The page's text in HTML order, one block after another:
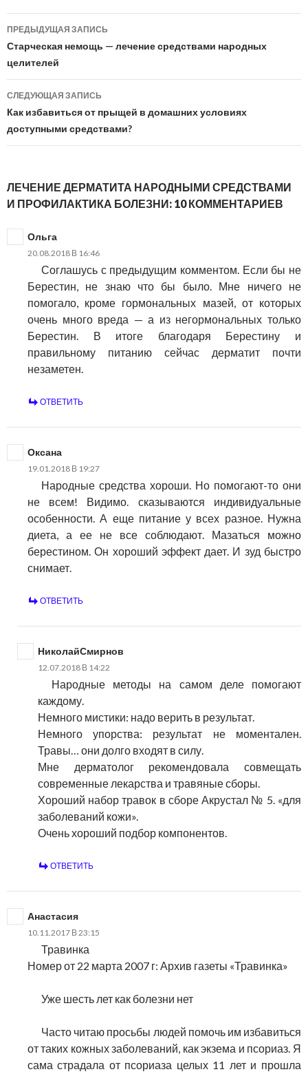
Навигация
по
записям
ПРЕДЫДУЩАЯ ЗАПИСЬ
Старческая немощь — лечение средствами народных
целителей
СЛЕДУЮЩАЯ ЗАПИСЬ
Как избавиться от прыщей в домашних условиях
доступными средствами?
ЛЕЧЕНИЕ ДЕРМАТИТА НАРОДНЫМИ СРЕДСТВАМИ
И ПРОФИЛАКТИКА БОЛЕЗНИ: 10 КОММЕНТАРИЕВ
Ольга
20.08.2018 В 16:46
Соглашусь с предыдущим комментом. Если бы не
Берестин, не знаю что бы было. Мне ничего не
помогало, кроме гормональных мазей, от которых
очень много вреда — а из негормональных только
Берестин. В итоге благодаря Берестину и
правильному питанию сейчас дерматит почти
незаметен.
ОТВЕТИТЬ
Оксана
19.01.2018 В 19:27
Народные средства хороши. Но помогают-то они
не всем! Видимо. сказываются индивидуальные
особенности. А еще питание у всех разное. Нужна
диета, а ее не все соблюдают. Мазаться можно
берестином. Он хороший эффект дает. И зуд быстро
снимает.
ОТВЕТИТЬ
НиколайСмирнов
12.07.2018 В 14:22
Народные методы на самом деле помогают
каждому.
Немного мистики: надо верить в результат.
Немного упорства: результат не моментален.
Травы… они долго входят в силу.
Мне дерматолог рекомендовала совмещать
современные лекарства и травяные сборы.
Хороший набор травок в сборе Акрустал № 5. «для
заболеваний кожи».
Очень хороший подбор компонентов.
ОТВЕТИТЬ
Анастасия
10.11.2017 В 23:15
Травинка
Номер от 22 марта 2007 г: Архив газеты «Травинка»
Уже шесть лет как болезни нет
Часто читаю просьбы людей помочь им избавиться
от таких кожных заболеваний, как экзема и псориаз. Я
сама страдала от псориаза целых 11 лет и прошла